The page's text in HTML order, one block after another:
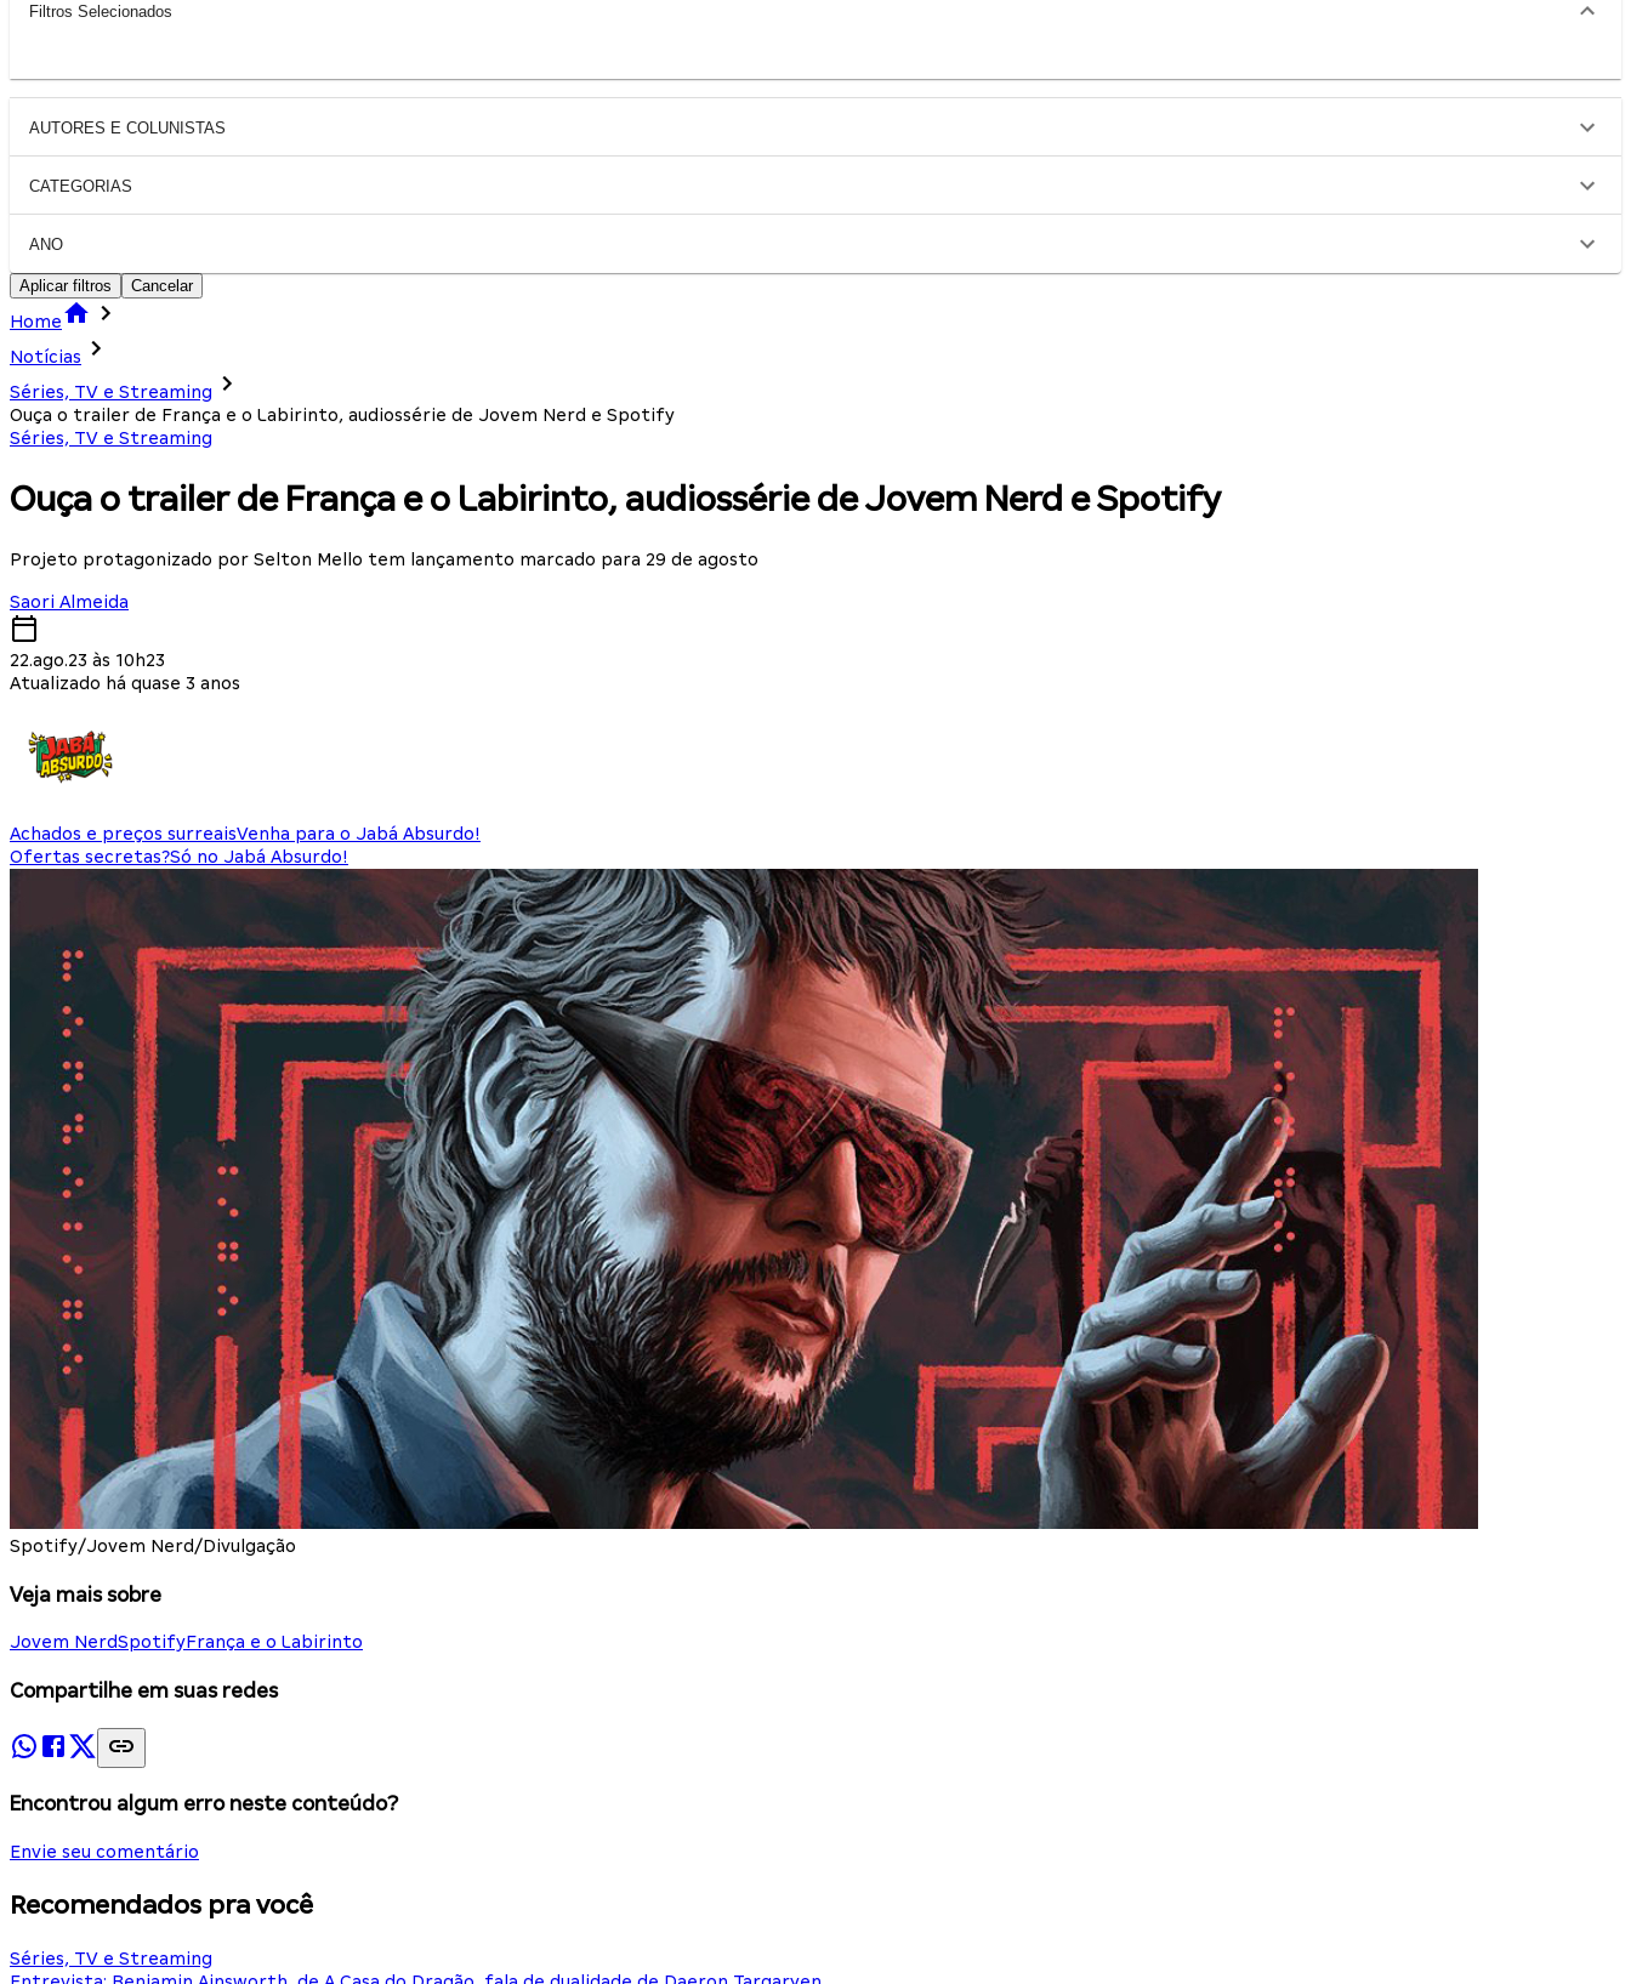
Filtros Selecionados
AUTORES E COLUNISTAS
CATEGORIAS
ANO
Aplicar filtros Cancelar
Home
Notícias
Séries, TV e Streaming
Ouça o trailer de França e o Labirinto, audiossérie de Jovem Nerd e Spotify
Séries, TV e Streaming
Ouça o trailer de França e o Labirinto, audiossérie de Jovem Nerd e Spotify
Projeto protagonizado por Selton Mello tem lançamento marcado para 29 de agosto
Saori Almeida
22.ago.23 às 10h23
Atualizado há quase 3 anos
Achados e preços surreaisVenha para o Jabá Absurdo!
Ofertas secretas?Só no Jabá Absurdo!
Spotify/Jovem Nerd/Divulgação
Veja mais sobre
Jovem NerdSpotifyFrança e o Labirinto
Compartilhe em suas redes
Encontrou algum erro neste conteúdo?
Envie seu comentário
Recomendados pra você
Séries, TV e Streaming